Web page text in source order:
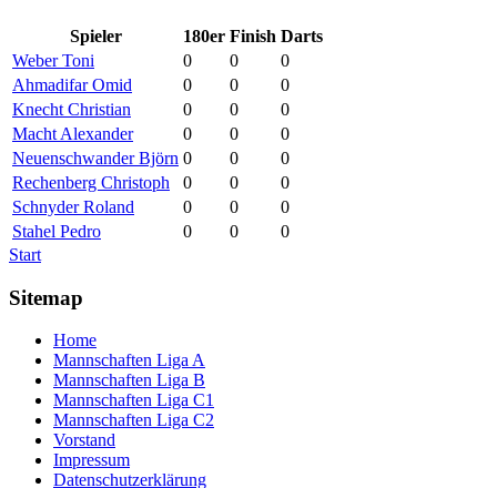
Spieler 180er Finish Darts
Weber Toni
0 0
0
Ahmadifar Omid
0 0
0
Knecht Christian
0 0
0
Macht Alexander
0 0
0
Neuenschwander Björn 0 0
0
Rechenberg Christoph
0 0
0
Schnyder Roland
0 0
0
Stahel Pedro
0 0
0
Start
Sitemap
Home
Mannschaften Liga A
Mannschaften Liga B
Mannschaften Liga C1
Mannschaften Liga C2
Vorstand
Impressum
Datenschutzerklärung